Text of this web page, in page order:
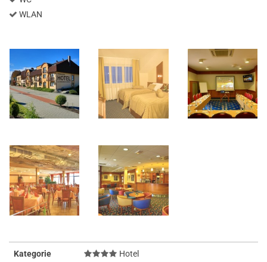
WLAN
Kategorie Hotel